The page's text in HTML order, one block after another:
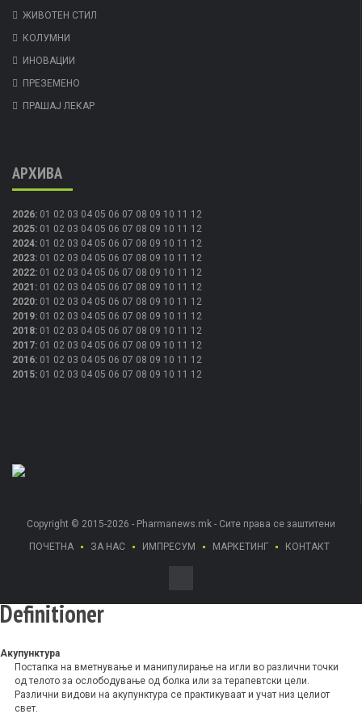
ЖИВОТЕН СТИЛ
КОЛУМНИ
ИНОВАЦИИ
ПРЕЗЕМЕНО
ПРАШАЈ ЛЕКАР
АРХИВА
2026: 01 02 03 04 05 06 07 08 09 10 11 12
2025: 01 02 03 04 05 06 07 08 09 10 11 12
2024: 01 02 03 04 05 06 07 08 09 10 11 12
2023: 01 02 03 04 05 06 07 08 09 10 11 12
2022: 01 02 03 04 05 06 07 08 09 10 11 12
2021 : 01 02 03 04 05 06 07 08 09 10 11 12
2020: 01 02 03 04 05 06 07 08 09 10 11 12
2019: 01 02 03 04 05 06 07 08 09 10 11 12
2018: 01 02 03 04 05 06 07 08 09 10 11 12
2017: 01 02 03 04 05 06 07 08 09 10 11 12
2016: 01 02 03 04 05 06 07 08 09 10 11 12
2015: 01 02 03 04 05 06 07 08 09 10 11 12
Copyright © 2015-2026 - Pharmanews.mk - Сите права се заштитени
ПОЧЕТНА
ЗА НАС ИМПРЕСУМ МАРКЕТИНГ КОНТАКТ
Definitioner
Акупунктура
Постапка на вметнување и манипулирање на игли во различни точки
од телото за ослободување од болка или за терапевтски цели.
Различни видови на акупунктура се практикуваат и учат низ целиот
свет.